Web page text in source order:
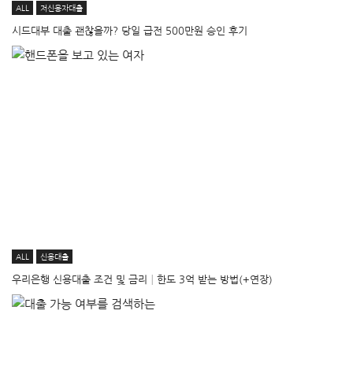
ALL 저신용자대출
시드대부 대출 괜찮을까? 당일 급전 500만원 승인 후기
ALL 신용대출
우리은행 신용대출 조건 및 금리│한도 3억 받는 방법(+연장)